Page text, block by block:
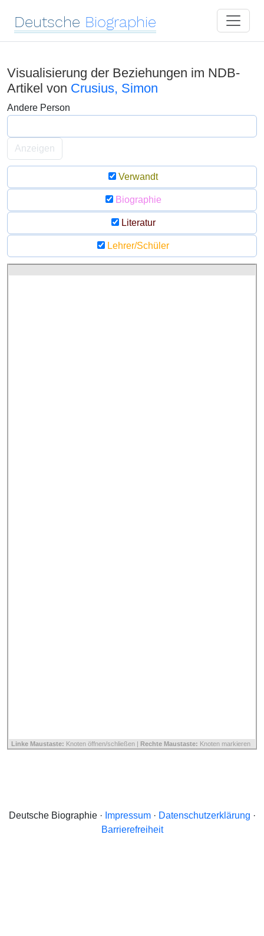
Deutsche Biographie
Visualisierung der Beziehungen im NDB-
Artikel von Crusius, Simon
Andere Person
Anzeigen
Verwandt
Biographie
Literatur
Lehrer/Schüler
Linke Maustaste: Knoten öffnen/schließen | Rechte Maustaste: Knoten markieren
Deutsche Biographie · Impressum· Datenschutzerklärung ·
Barrierefreiheit